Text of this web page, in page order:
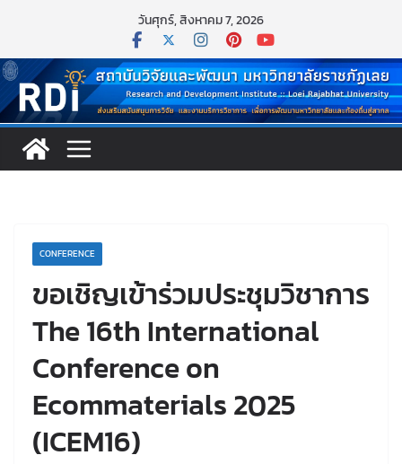
content
วันศุกร์, สิงหาคม 7, 2026
CONFERENCE
ขอเชิญเข้าร่วมประชุมวิชาการ
The 16th International
Conference on
Ecommaterials 2025
(ICEM16)